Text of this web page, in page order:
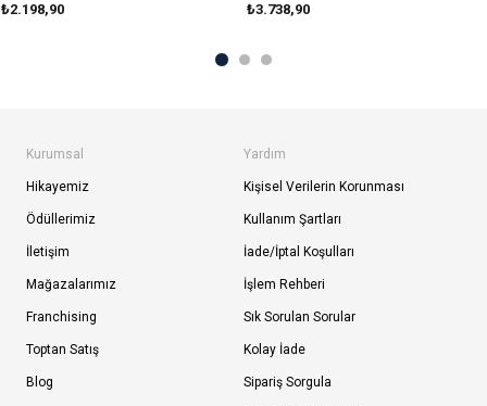
₺2.198,90 ₺3.738,90
Kurumsal
Hikayemiz
Ödüllerimiz
İletişim
Mağazalarımız
Franchising
Toptan Satış
Blog
Yardım
Kişisel Verilerin Korunması
Kullanım Şartları
İade/İptal Koşulları
İşlem Rehberi
Sık Sorulan Sorular
Kolay İade
Sipariş Sorgula